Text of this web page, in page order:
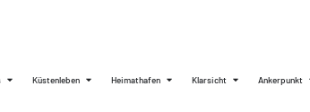
Küstenleben Heimathafen Klarsicht Ankerpunkt